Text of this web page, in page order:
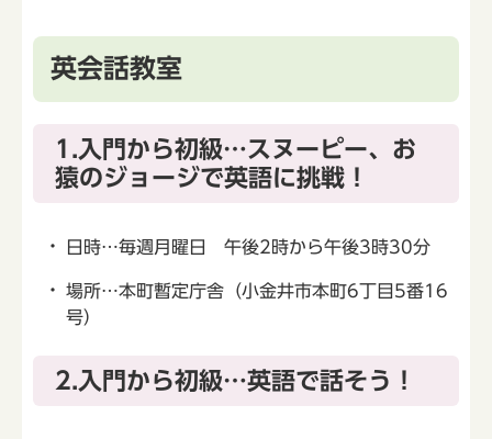
英会話教室
1.入門から初級…スヌーピー、お
猿のジョージで英語に挑戦！
日時…毎週月曜日 午後2時から午後3時30分
場所…本町暫定庁舎（小金井市本町6丁目5番16
号）
2.入門から初級…英語で話そう！